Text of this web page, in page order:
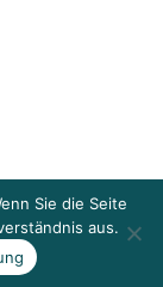
Sie die Seite
aus.